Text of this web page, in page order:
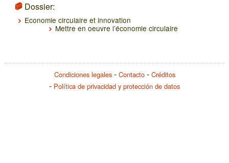
Dossier:
Economie circulaire et innovation
Mettre en oeuvre l’économie circulaire
Condiciones legales Contacto
Créditos
Política de privacidad y protección de datos